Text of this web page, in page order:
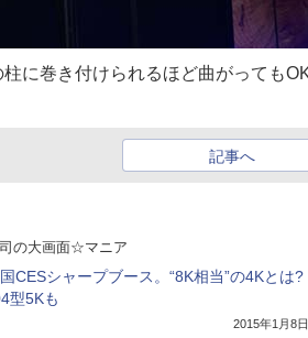
に巻き付けられるほど曲がっても
記事へ
の大画面☆マニア
CESシャープブース。“8K相当”の4Kとは?
型5Kも
2015年1月8日